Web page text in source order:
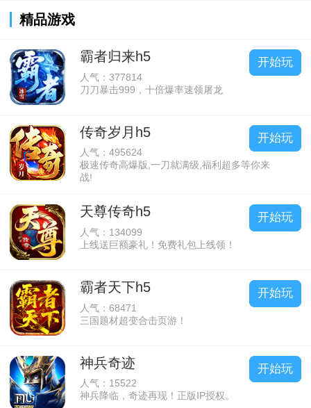
精品游戏
霸者归来h5
人气：377814
刀刀暴击999，十倍爆率速领屠龙
开始玩
传奇岁月h5
人气：495624
极速传奇高爆版,一刀就满级,福利超多等你来
战!
开始玩
天尊传奇h5
人气：134099
上线送巨额豪礼！免费礼包上线领！
开始玩
霸者天下h5
人气：68471
三国题材超变合击页游！
开始玩
神兵奇迹
人气：15522
神兵降临，奇迹再现！正版IP授权。
开始玩